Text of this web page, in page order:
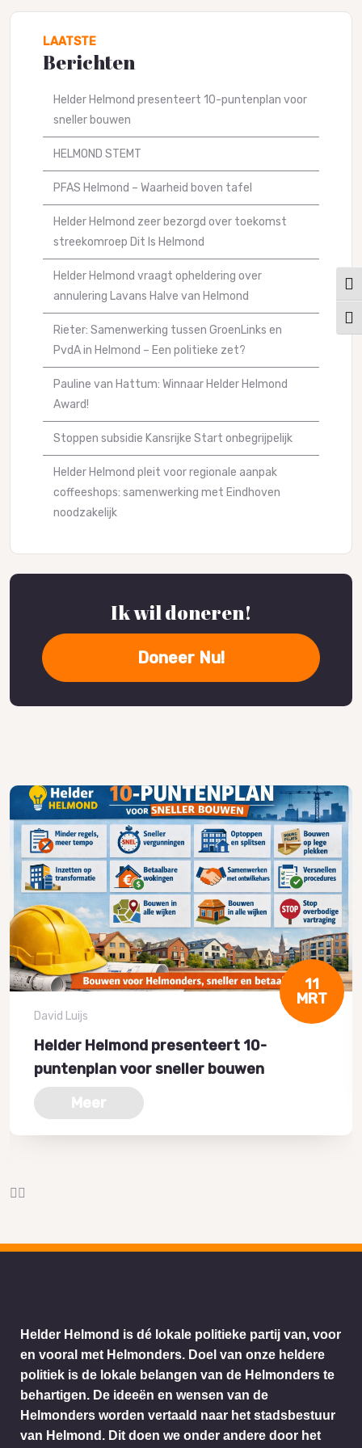
LAATSTE
Berichten
Helder Helmond presenteert 10-puntenplan voor
sneller bouwen
HELMOND STEMT
PFAS Helmond – Waarheid boven tafel
Helder Helmond zeer bezorgd over toekomst
streekomroep Dit Is Helmond
Helder Helmond vraagt opheldering over
annulering Lavans Halve van Helmond
Rieter: Samenwerking tussen GroenLinks en
PvdA in Helmond – Een politieke zet?
Pauline van Hattum: Winnaar Helder Helmond
Award!
Stoppen subsidie Kansrijke Start onbegrijpelijk
Helder Helmond pleit voor regionale aanpak
coffeeshops: samenwerking met Eindhoven
noodzakelijk
Ik wil doneren!
Doneer Nu!
11
MRT
David Luijs
Helder Helmond presenteert 10-
puntenplan voor sneller bouwen
Meer
Helder Helmond is dé lokale politieke partij van, voor
en vooral met Helmonders. Doel van onze heldere
politiek is de lokale belangen van de Helmonders te
behartigen. De ideeën en wensen van de
Helmonders worden vertaald naar het stadsbestuur
van Helmond. Dit doen we onder andere door het